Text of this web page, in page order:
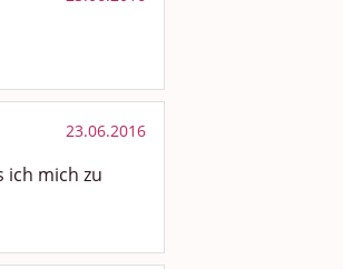
23.06.2016
ich mich zu